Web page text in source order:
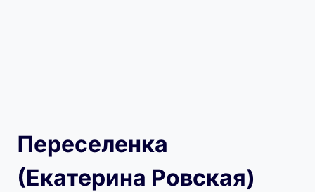
Переселенка
(Екатерина Ровская)